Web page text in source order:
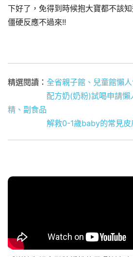
下好了，免得到時候抱大寶都不該
僵硬反應不過來!!
精選閱讀： 全省親子館、兒童館懶
配方奶(奶粉)試喝申請懶
精、副食品
解救0-1歲baby的常見皮